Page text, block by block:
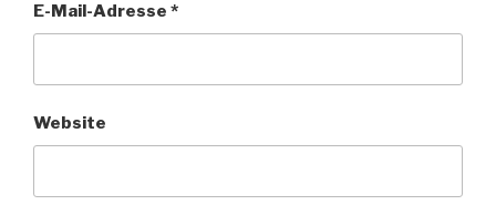
E-Mail-Adresse *
Website